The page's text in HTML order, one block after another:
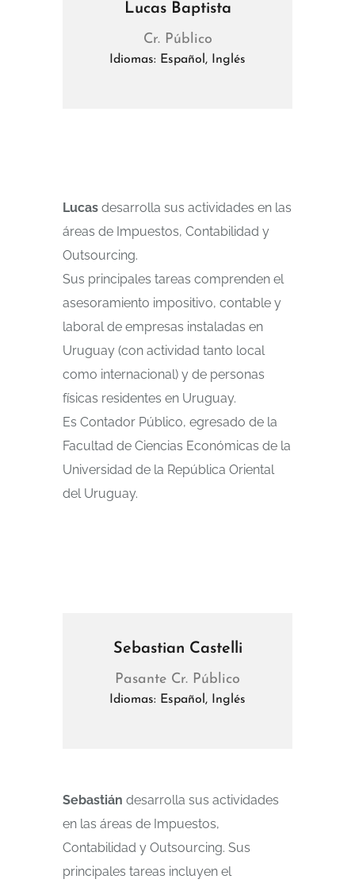
Lucas Baptista
Cr. Público
Idiomas: Español, Inglés
Lucas desarrolla sus actividades en las
áreas de Impuestos, Contabilidad y
Outsourcing.
Sus principales tareas comprenden el
asesoramiento impositivo, contable y
laboral de empresas instaladas en
Uruguay (con actividad tanto local
como internacional) y de personas
físicas residentes en Uruguay.
Es Contador Público, egresado de la
Facultad de Ciencias Económicas de la
Universidad de la República Oriental
del Uruguay.
Sebastian Castelli
Pasante Cr. Público
Idiomas: Español, Inglés
Sebastián desarrolla sus actividades
en las áreas de Impuestos,
Contabilidad y Outsourcing. Sus
principales tareas incluyen el